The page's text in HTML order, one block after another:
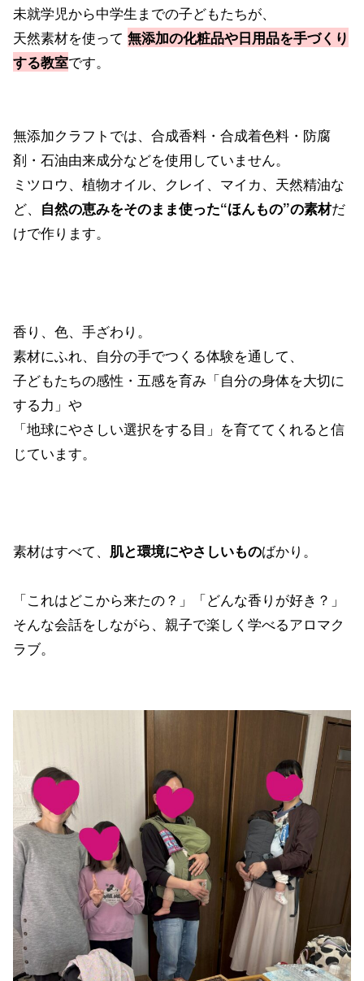
未就学児から中学生までの子どもたちが、
天然素材を使って 無添加の化粧品や日用品を手づくり
する教室です。
無添加クラフトでは、合成香料・合成着色料・防腐
剤・石油由来成分などを使用していません。
ミツロウ、植物オイル、クレイ、マイカ、天然精油な
ど、
自然の恵みをそのまま使った“ほんもの”の素材だ
けで作ります。
香り、色、手ざわり。
素材にふれ、自分の手でつくる体験を通して、
子どもたちの感性・五感を育み「自分の身体を大切に
する力」や
「地球にやさしい選択をする目」を育ててくれると信
じています。
素材はすべて、 肌と環境にやさしいものばかり。
「これはどこから来たの？」「どんな香りが好き？」
そんな会話をしながら、親子で楽しく学べるアロマク
ラブ。